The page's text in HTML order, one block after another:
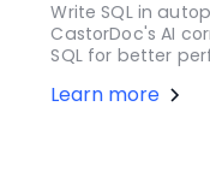
Write SQL in
CastorDoc's AI
SQL for better
Learn more